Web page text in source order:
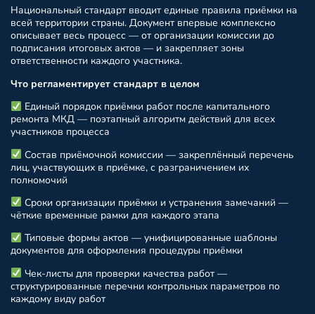
Национальный стандарт вводит единые правила приёмки на
всей территории страны. Документ впервые комплексно
описывает весь процесс — от организации комиссии до
подписания итоговых актов — и закрепляет зоны
ответственности каждого участника.
Что регламентирует стандарт в целом
Единый порядок приёмки работ после капитального
ремонта МКД — поэтапный алгоритм действий для всех
участников процесса
Состав приёмочной комиссии — закреплённый перечень
лиц, участвующих в приёмке, с разграничением их
полномочий
Сроки организации приёмки и устранения замечаний —
чёткие временные рамки для каждого этапа
Типовые формы актов — унифицированные шаблоны
документов для оформления процедуры приёмки
Чек-листы для проверки качества работ —
структурированные перечни контрольных параметров по
каждому виду работ